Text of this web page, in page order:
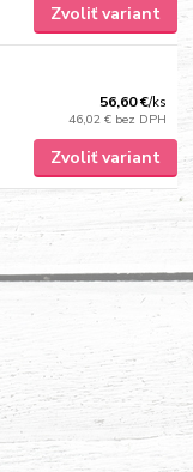
Zvoliť variant
56,60 €/ks
46,02 € bez DPH
Zvoliť variant